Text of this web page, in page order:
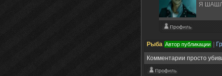
Я
Рыба Автор публикации
Комментарии просто